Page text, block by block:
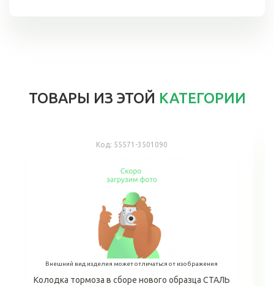
ТОВАРЫ ИЗ ЭТОЙ КАТЕГОРИИ
Код: 55571-3501090
Внешний вид изделия может отличаться от изображения
Колодка тормоза в сборе нового образца СТАЛЬ